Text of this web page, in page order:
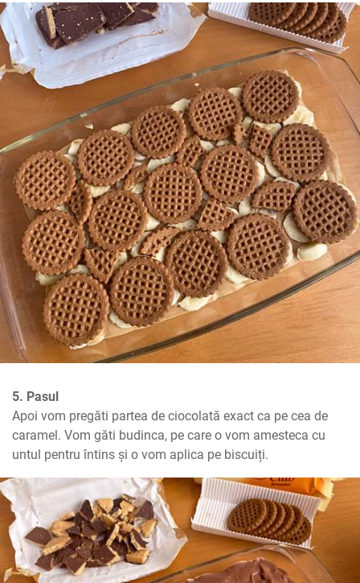
5. Pasul
Apoi vom pregăti partea de ciocolată exact ca pe cea de
caramel. Vom găti budinca, pe care o vom amesteca cu
untul pentru întins și o vom aplica pe biscuiți.